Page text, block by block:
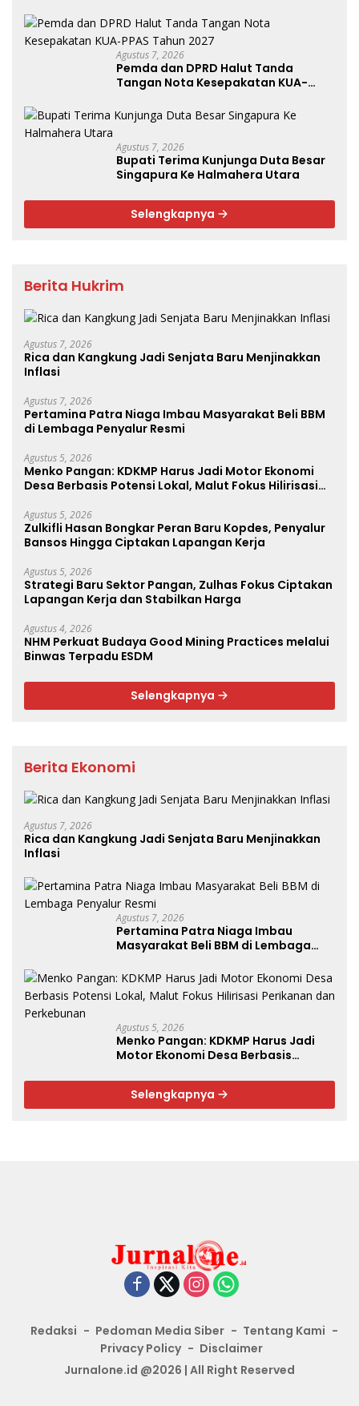
Agustus 7, 2026
Pemda dan DPRD Halut Tanda
Tangan Nota Kesepakatan KUA-
Agustus 7, 2026
Bupati Terima Kunjunga Duta Besar
Singapura Ke Halmahera Utara
Selengkapnya
Berita Hukrim
Agustus 7, 2026
Rica dan Kangkung Jadi Senjata Baru Menjinakkan
Inflasi
Agustus 7, 2026
Pertamina Patra Niaga Imbau Masyarakat Beli BBM
di Lembaga Penyalur Resmi
Agustus 5, 2026
Menko Pangan: KDKMP Harus Jadi Motor Ekonomi
Desa Berbasis Potensi Lokal, Malut Fokus Hilirisasi
Agustus 5, 2026
Zulkifli Hasan Bongkar Peran Baru Kopdes, Penyalur
Bansos Hingga Ciptakan Lapangan Kerja
Agustus 5, 2026
Strategi Baru Sektor Pangan, Zulhas Fokus Ciptakan
Lapangan Kerja dan Stabilkan Harga
Agustus 4, 2026
NHM Perkuat Budaya Good Mining Practices melalui
Binwas Terpadu ESDM
Selengkapnya
Berita Ekonomi
Agustus 7, 2026
Rica dan Kangkung Jadi Senjata Baru Menjinakkan
Inflasi
Agustus 7, 2026
Pertamina Patra Niaga Imbau
Masyarakat Beli BBM di Lembaga
Agustus 5, 2026
Menko Pangan: KDKMP Harus Jadi
Motor Ekonomi Desa Berbasis
Perikanan dan Perkebunan
Selengkapnya
Redaksi Pedoman Media Siber
Tentang Kami
Privacy Policy
Disclaimer
Jurnalone.id @2026 | All Right Reserved